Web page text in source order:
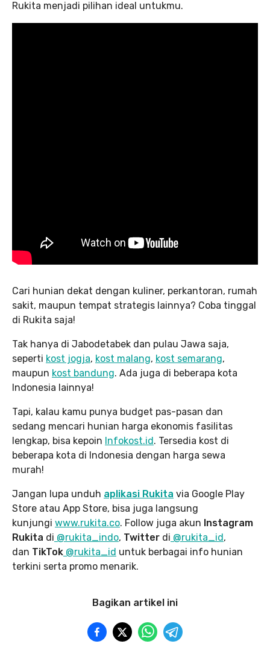
Rukita menjadi pilihan ideal untukmu.
Cari hunian dekat dengan kuliner, perkantoran, rumah
sakit, maupun tempat strategis lainnya? Coba tinggal
di Rukita saja!
Tak hanya di Jabodetabek dan pulau Jawa saja,
seperti kost jogja, kost malang, kost semarang,
maupun kost bandung. Ada juga di beberapa kota
Indonesia lainnya!
Tapi, kalau kamu punya budget pas-pasan dan
sedang mencari hunian harga ekonomis fasilitas
lengkap, bisa kepoin Infokost.id. Tersedia kost di
beberapa kota di Indonesia dengan harga sewa
murah!
Jangan lupa unduh aplikasi Rukita via Google Play
Store atau App Store, bisa juga langsung
kunjungi www.rukita.co. Follow juga akun Instagram
Rukita di @rukita_indo, Twitter di @rukita_id,
dan TikTok @rukita_id untuk berbagai info hunian
terkini serta promo menarik.
Bagikan artikel ini